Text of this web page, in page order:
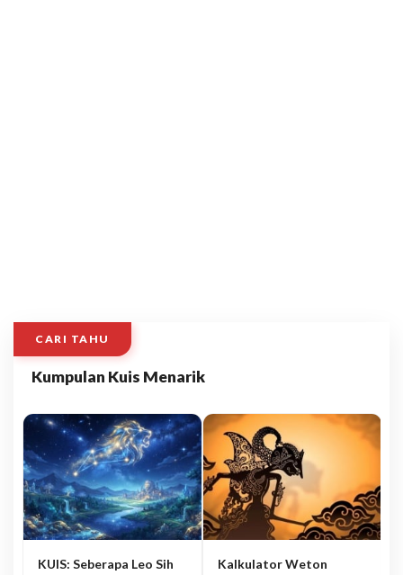
CARI TAHU
Kumpulan Kuis Menarik
KUIS: Seberapa Leo Sih
Kalkulator Weton